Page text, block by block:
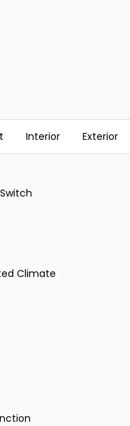
Interior
Exterior
Climate